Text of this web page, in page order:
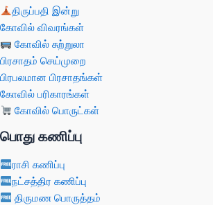
திருப்பதி இன்று
கோவில் விவரங்கள்
கோவில் சுற்றுலா
பிரசாதம் செய்முறை
பிரபலமான பிரசாதங்கள்
கோவில் பரிகாரங்கள்
கோவில் பொருட்கள்
பொது கணிப்பு
ராசி கணிப்பு
நட்சத்திர கணிப்பு
திருமண பொருத்தம்